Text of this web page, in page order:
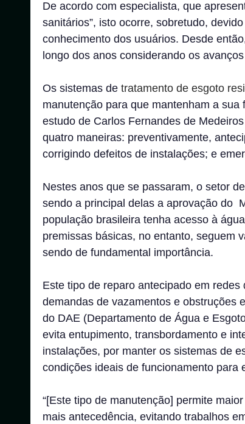
De acordo com especialista, que
sanitários”, isto ocorre, sobretudo,
conhecimento dos usuários. Desde
longo dos anos considerando os
Os sistemas de tratamento de esgoto
manutenção para que mantenham a
estudo de Carlos Fernandes de
quatro maneiras: preventivamente,
corrigindo defeitos de instalações; e
Nestes anos que se passaram, o setor
sendo a principal delas a aprovação do
população brasileira tenha acesso à
premissas básicas, no entanto, seguem
sendo de fundamental importância.
Este tipo de reparo antecipado em
demandas de vazamentos e obstruções
do DAE (Departamento de Água e
evita entupimento, transbordamento e
instalações, por manter os sistemas de
condições ideais de funcionamento para
“[Este tipo de manutenção] permite
mais antecedência, evitando trabalhos